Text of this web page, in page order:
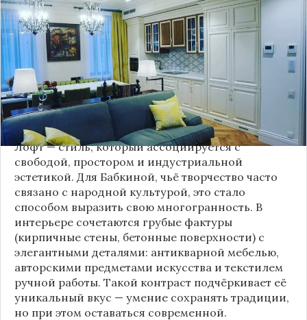
стилю и народной эстетике, удивила
поклонников, выбрав для своей новой
московской квартиры современный стиль лофт.
Это решение стало настоящим откровением,
демонстрирующим её умение сочетать классику
и актуальные тенденции. Подробности о
проекте раскрывает канал “DOMEO | РЕМОНТ
КВАРТИР | НЕДВИЖИМОСТЬ” 2.
Лофт — стиль, который ассоциируется с
свободой, простором и индустриальной
эстетикой. Для Бабкиной, чьё творчество часто
связано с народной культурой, это стало
способом выразить свою многогранность. В
интерьере сочетаются грубые фактуры
(кирпичные стены, бетонные поверхности) с
элегантными деталями: антикварной мебелью,
авторскими предметами искусства и текстилем
ручной работы. Такой контраст подчёркивает её
уникальный вкус — умение сохранять традиции,
но при этом оставаться современной.